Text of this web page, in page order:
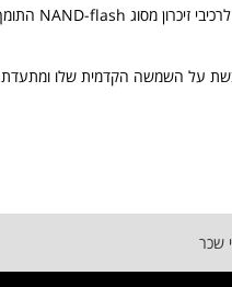
על השמשה הקדמית שלו
שכר